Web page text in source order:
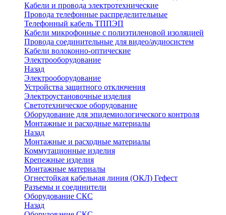
Кабели и провода электротехнические
Провода телефонные распределительные
Телефонный кабель ТППЭП
Кабели микрофонные с полиэтиленовой изоляцией
Провода соединительные для видео/аудиосистем
Кабели волоконно-оптические
Электрооборудование
Назад
Электрооборудование
Устройства защитного отключения
Электроустановочные изделия
Светотехническое оборудование
Оборудование для эпидемиологического контроля
Монтажные и расходные материалы
Назад
Монтажные и расходные материалы
Коммутационные изделия
Крепежные изделия
Монтажные материалы
Огнестойкая кабельная линия (ОКЛ) Гефест
Разъемы и соединители
Оборудование СКС
Назад